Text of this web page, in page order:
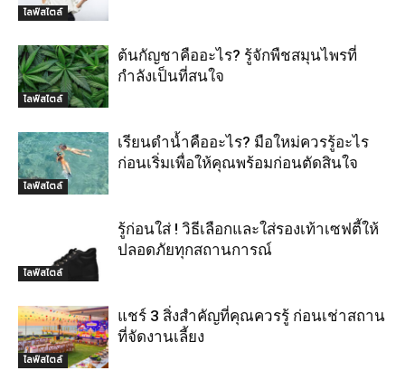
ไลฟ์สไตล์
ไลฟ์สไตล์
ต้นกัญชาคืออะไร? รู้จักพืชสมุนไพรที่
กำลังเป็นที่สนใจ
ไลฟ์สไตล์
เรียนดำน้ำคืออะไร? มือใหม่ควรรู้อะไร
ก่อนเริ่มเพื่อให้คุณพร้อมก่อนตัดสินใจ
ไลฟ์สไตล์
รู้ก่อนใส่ ! วิธีเลือกและใส่รองเท้าเซฟตี้ให้
ปลอดภัยทุกสถานการณ์
ไลฟ์สไตล์
แชร์ 3 สิ่งสำคัญที่คุณควรรู้ ก่อนเช่าสถาน
ที่จัดงานเลี้ยง